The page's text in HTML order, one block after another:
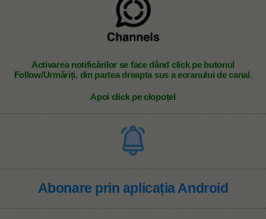
Activarea notificărilor se face dând click pe butonul
Follow/Urmăriți, din partea dreapta sus a ecranului de canal.
Apoi click pe clopoțel
Abonare prin aplicația Android